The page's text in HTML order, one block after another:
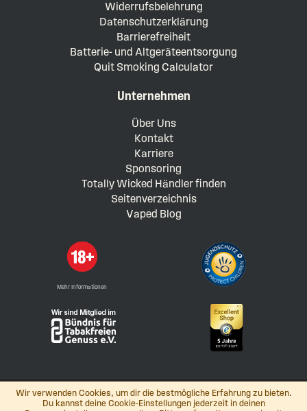
Wir verwenden Cookies, um dir die bestmögliche Erfahrung zu bieten.
Du kannst deine Cookie-Einstellungen jederzeit in deinen
Widerrufsbelehrung
Datenschutzerklärung
Barrierefreiheit
Batterie- und Altgeräteentsorgung
Quit Smoking Calculator
Unternehmen
Über Uns
Kontakt
Karriere
Sponsoring
Totally Wicked Händler finden
Seitenverzeichnis
Vaped Blog
Mehr Informationen